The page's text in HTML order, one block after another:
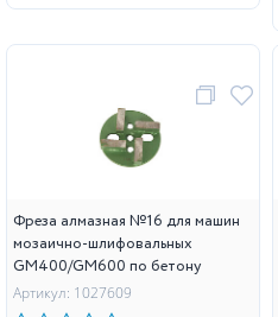
Фреза алмазная №16 для машин
мозаично-шлифовальных
GM400/GM600 по бетону
Артикул: 1027609